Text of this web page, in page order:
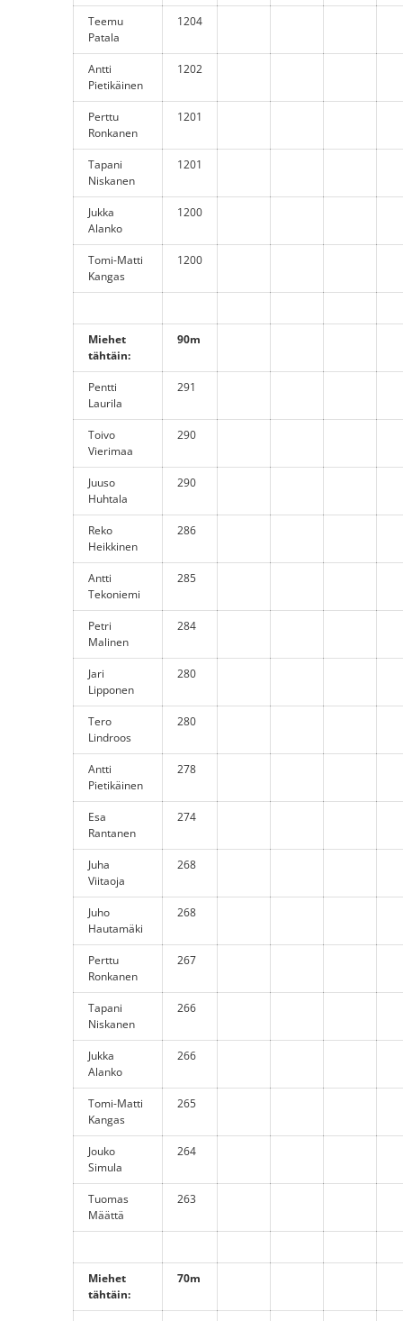
Teemu
Patala
1204
Antti
Pietikäinen
1202
Perttu
Ronkanen
1201
Tapani
Niskanen
1201
Jukka
Alanko
1200
Tomi-Matti
Kangas
1200
Miehet
tähtäin:
90m
Pentti
Laurila
291
Toivo
Vierimaa
290
Juuso
Huhtala
290
Reko
Heikkinen
286
Antti
Tekoniemi
285
Petri
Malinen
284
Jari
Lipponen
280
Tero
Lindroos
280
Antti
Pietikäinen
278
Esa
Rantanen
274
Juha
Viitaoja
268
Juho
Hautamäki
268
Perttu
Ronkanen
267
Tapani
Niskanen
266
Jukka
Alanko
266
Tomi-Matti
Kangas
265
Jouko
Simula
264
Tuomas
Määttä
263
Miehet
tähtäin:
70m